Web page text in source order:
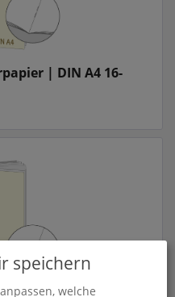
| DIN A4 16-
speichern
welche